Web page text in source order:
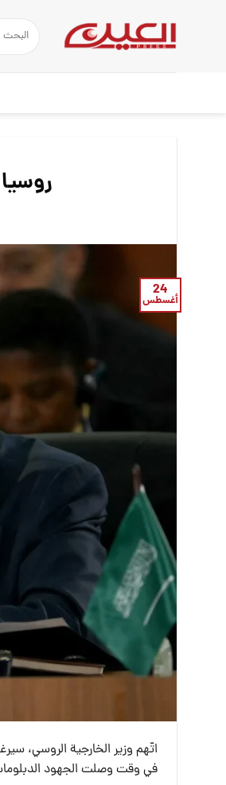
24
أغسطس
اتّهم وزير الخارجية الروسي،
في وقت وصلت الجهود